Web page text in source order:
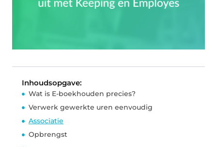
Inhoudsopgave:
Wat is E-boekhouden precies?
Verwerk gewerkte uren eenvoudig
Associatie
Opbrengst